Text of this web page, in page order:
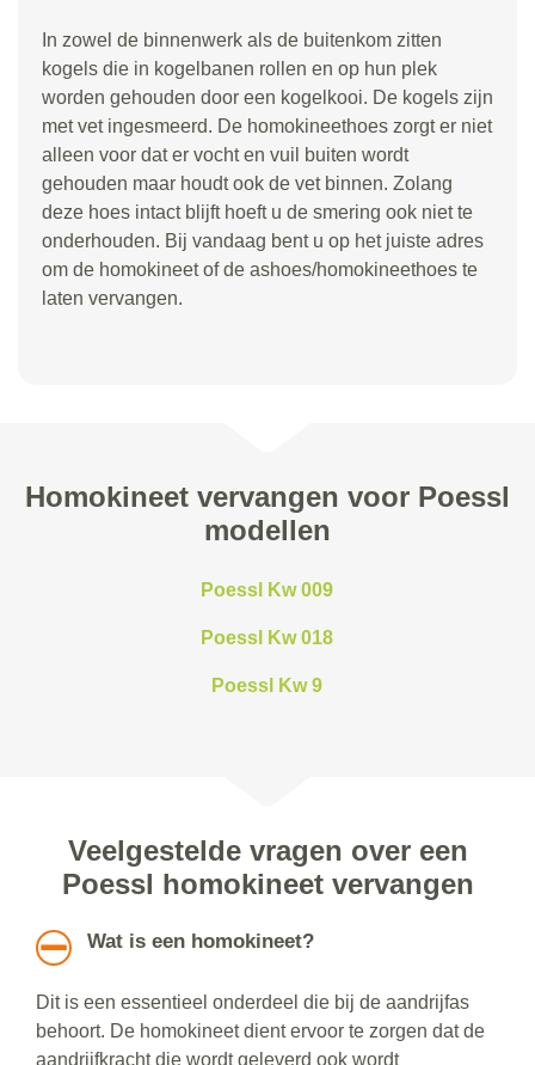
In zowel de binnenwerk als de buitenkom zitten
kogels die in kogelbanen rollen en op hun plek
worden gehouden door een kogelkooi. De kogels zijn
met vet ingesmeerd. De homokineethoes zorgt er niet
alleen voor dat er vocht en vuil buiten wordt
gehouden maar houdt ook de vet binnen. Zolang
deze hoes intact blijft hoeft u de smering ook niet te
onderhouden. Bij vandaag bent u op het juiste adres
om de homokineet of de ashoes/homokineethoes te
laten vervangen.
Homokineet vervangen voor Poessl
modellen
Poessl Kw 009
Poessl Kw 018
Poessl Kw 9
Veelgestelde vragen over een
Poessl homokineet vervangen
Wat is een homokineet?
Dit is een essentieel onderdeel die bij de aandrijfas
behoort. De homokineet dient ervoor te zorgen dat de
aandrijfkracht die wordt geleverd ook wordt